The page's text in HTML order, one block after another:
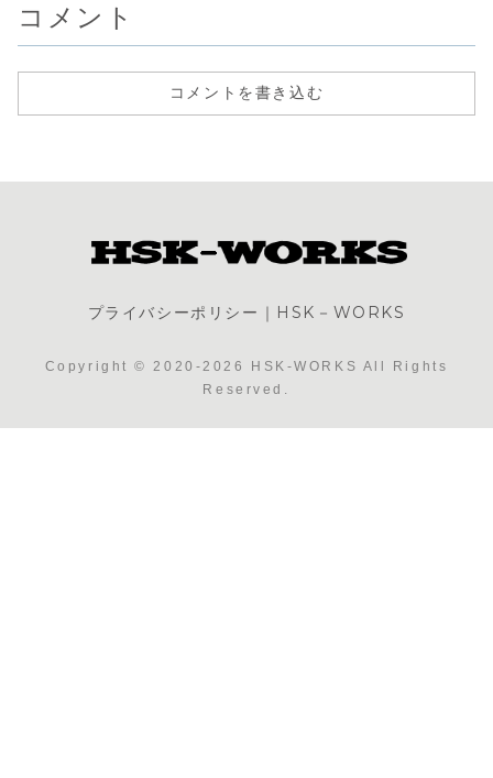
コメント
コメントを書き込む
プライバシーポリシー｜HSK－WORKS
Copyright © 2020-2026 HSK-WORKS All Rights
Reserved.